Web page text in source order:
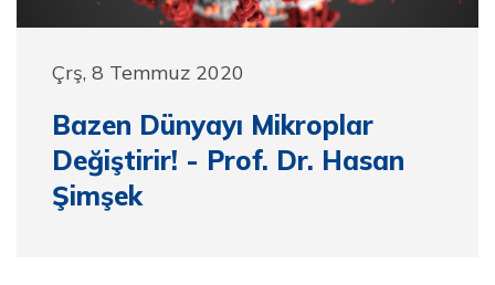
Çrş, 8 Temmuz 2020
Bazen Dünyayı Mikroplar
Değiştirir! - Prof. Dr. Hasan
Şimşek